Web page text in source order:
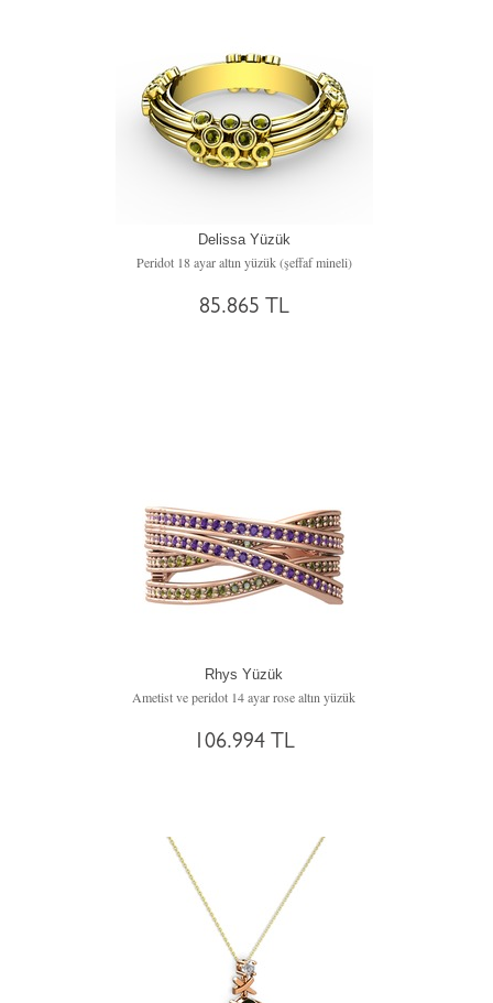
Delissa Yüzük
Peridot 18 ayar altın yüzük (şeffaf mineli)
85.865 TL
Rhys Yüzük
Ametist ve peridot 14 ayar rose altın yüzük
106.994 TL